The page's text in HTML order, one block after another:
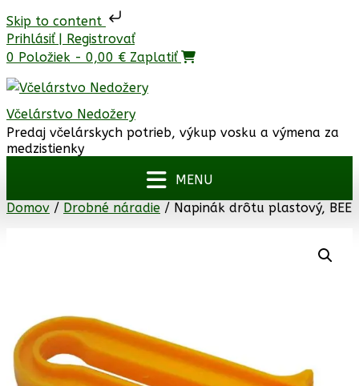
Skip to content
Prejsť
na
Prihlásiť | Registrovať
0 Položiek - 0,00 € Zaplatiť
Včelárstvo Nedožery
Predaj včelárskych potrieb, výkup vosku a výmena za
medzistienky
Domov / Drobné náradie / Napinák drôtu plastový, BEE